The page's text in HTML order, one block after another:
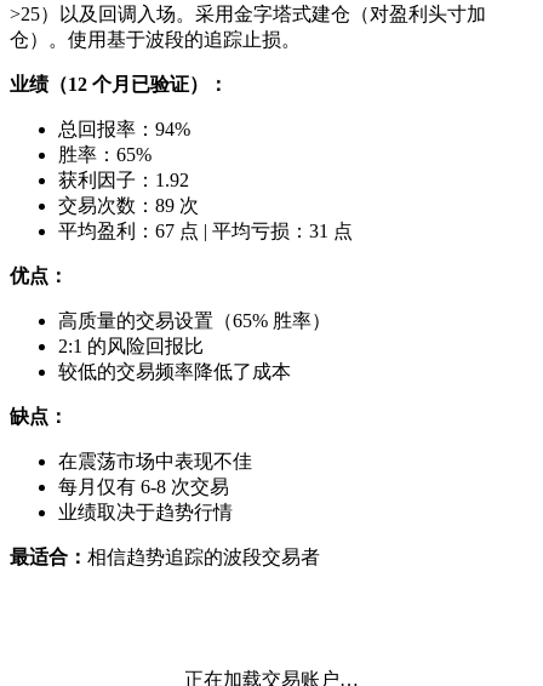
>25）以及回调入场。采用金字塔式建仓（对盈利头寸加
仓）。使用基于波段的追踪止损。
业绩（12 个月已验证）：
总回报率：94%
胜率：65%
获利因子：1.92
交易次数：89 次
平均盈利：67 点 | 平均亏损：31 点
优点：
高质量的交易设置（65% 胜率）
2:1 的风险回报比
较低的交易频率降低了成本
缺点：
在震荡市场中表现不佳
每月仅有 6-8 次交易
业绩取决于趋势行情
最适合： 相信趋势追踪的波段交易者
正在加载交易账户…